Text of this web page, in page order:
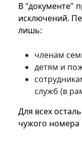
В "документе"
исключений.
лишь:
членам
детям и
служб (в
Для всех
чужого номера